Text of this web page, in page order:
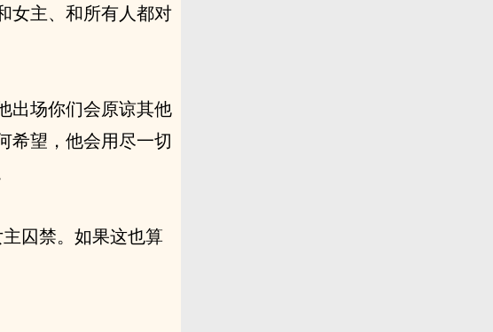
女主、和所有人都对
出场你们会原谅其他
希望，他会用尽一切
囚禁。如果这也算